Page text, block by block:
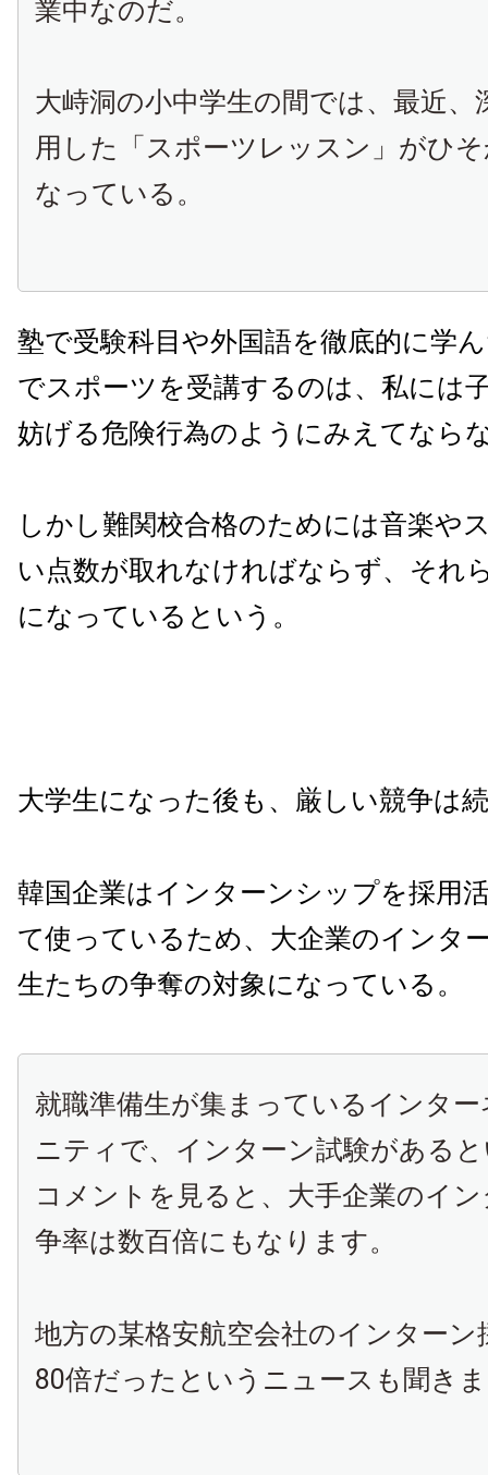
業中なのだ。
大峙洞の小中学生の間では、最近、
用した「スポーツレッスン」がひ
なっている。
塾で受験科目や外国語を徹底的に学
でスポーツを受講するのは、私には
妨げる危険行為のようにみえてなら
しかし難関校合格のためには音楽や
い点数が取れなければならず、それ
になっているという。
大学生になった後も、厳しい競争は
韓国企業はインターンシップを採用
て使っているため、大企業のインタ
生たちの争奪の対象になっている。
就職準備生が集まっているインタ
ニティで、インターン試験がある
コメントを見ると、大手企業のイ
争率は数百倍にもなります。
地方の某格安航空会社のインターン
80倍だったというニュースも聞き